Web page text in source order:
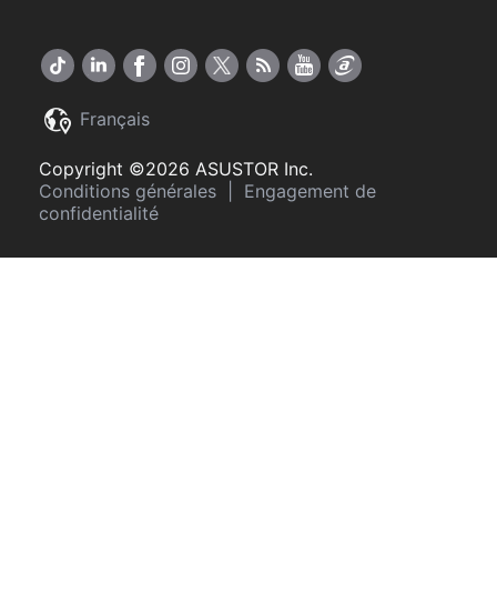
Français
Copyright ©2026 ASUSTOR Inc.
Conditions générales
Engagement de
confidentialité